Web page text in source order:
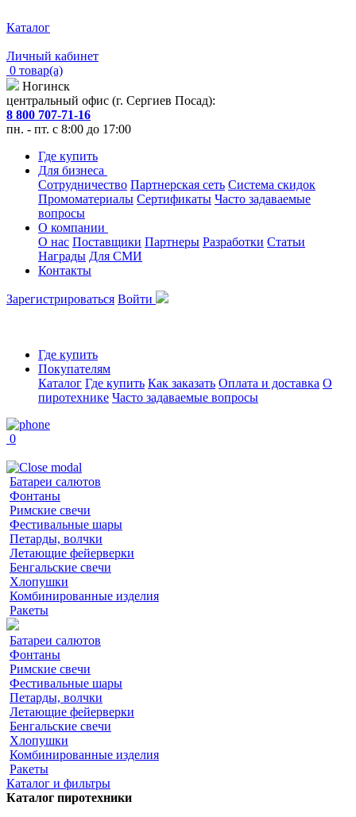
Каталог
Личный кабинет
0 товар(а)
Ногинск
центральный офис (г. Сергиев Посад):
8 800 707-71-16
пн. - пт. с 8:00 до 17:00
Где купить
Для бизнеса
Сотрудничество Партнерская сеть Система скидок
Промоматериалы Сертификаты Часто задаваемые
вопросы
О компании
О нас Поставщики Партнеры Разработки Статьи
Награды Для СМИ
Контакты
Зарегистрироваться Войти
Где купить
Покупателям
Каталог Где купить Как заказать Оплата и доставка О
пиротехнике Часто задаваемые вопросы
0
Батареи салютов
Фонтаны
Римские свечи
Фестивальные шары
Петарды, волчки
Летающие фейерверки
Бенгальские свечи
Хлопушки
Комбинированные изделия
Ракеты
Батареи салютов
Фонтаны
Римские свечи
Фестивальные шары
Петарды, волчки
Летающие фейерверки
Бенгальские свечи
Хлопушки
Комбинированные изделия
Ракеты
Каталог и фильтры
Каталог пиротехники